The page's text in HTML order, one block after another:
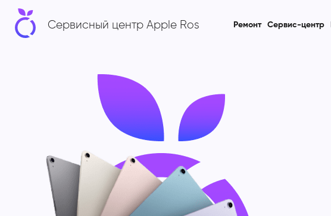
Сервисный центр Apple Ros Ремонт Сервис-центр